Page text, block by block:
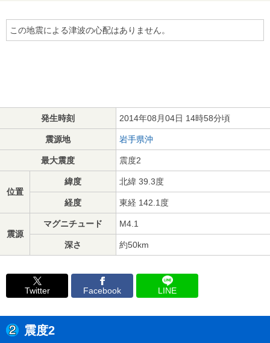
この地震による津波の心配はありません。
発生時刻 2014年08月04日 14時58分頃
震源地 岩手県沖
最大震度 震度2
位置
緯度 北緯 39.3度
経度 東経 142.1度
震源
マグニチュード M4.1
深さ 約50km
Twitter Facebook LINE
震度2